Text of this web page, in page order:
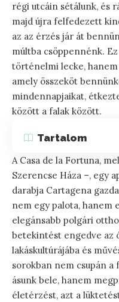
régi utcáin sétálunk, és
majd újra felfedezett
az az érzés jár át
múltba csöppennénk.
történelmi lecke,
amely összeköt
mindennapjaikat,
között a falak között.
Tartalom
A Casa de la Fortuna,
Szerencse Háza –, egy
darabja Cartagena
nem egy palota, hanem
elegánsabb polgári
betekintést engedve az
lakáskultúrájába és
sorokban nem csupán
ásunk bele, hanem
életérzést, azt a